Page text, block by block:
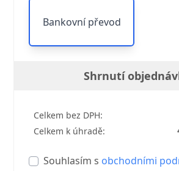
Bankovní převod
Shrnutí
Celkem bez DPH:
Celkem k úhradě:
Souhlasím s obchodními